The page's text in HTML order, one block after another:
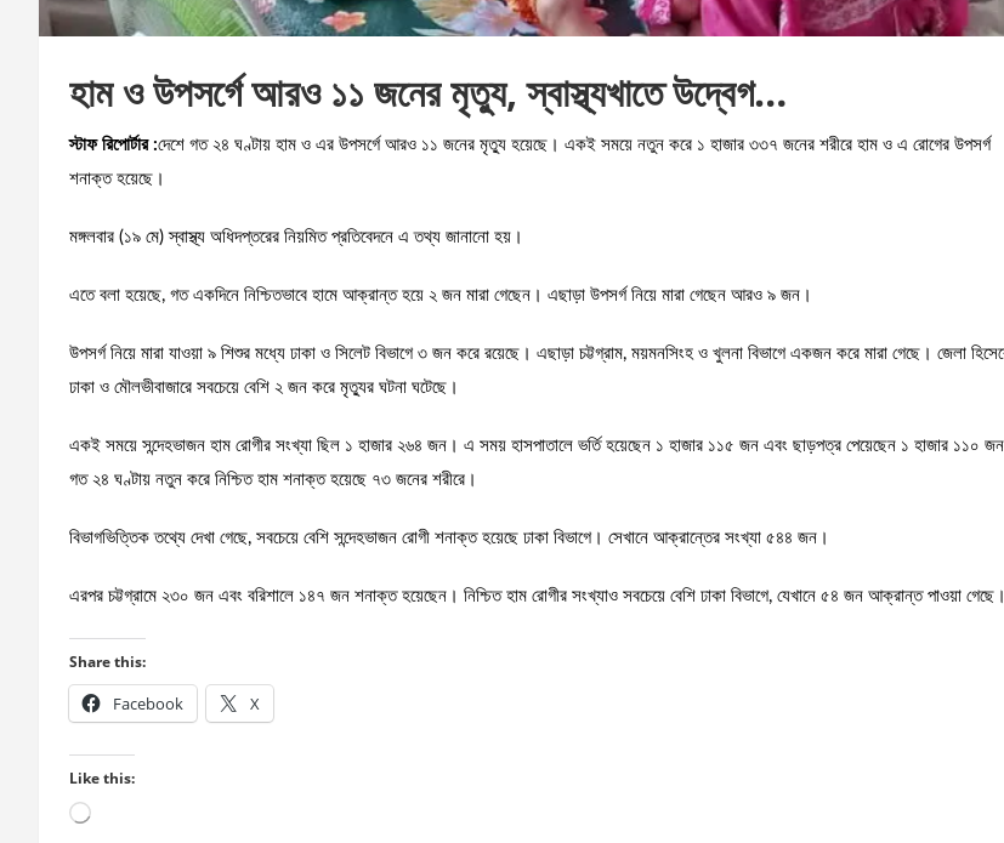
হাম ও উপসর্গে আরও ১১ জনের মৃত্যু, স্বাস্থ্যখাতে উদ্বেগ…
স্টাফ রিপোর্টার :দেশে গত ২৪ ঘণ্টায় হাম ও এর উপসর্গে আরও ১১ জনের মৃত্যু হয়েছে। একই সময়ে নতুন করে ১ হাজার ৩৩৭ জনের শরীরে হাম ও এ রোগের উপসর্গ
শনাক্ত হয়েছে।
মঙ্গলবার (১৯ মে) স্বাস্থ্য অধিদপ্তরের নিয়মিত প্রতিবেদনে এ তথ্য জানানো হয়।
এতে বলা হয়েছে, গত একদিনে নিশ্চিতভাবে হামে আক্রান্ত হয়ে ২ জন মারা গেছেন। এছাড়া উপসর্গ নিয়ে মারা গেছেন আরও ৯ জন।
উপসর্গ নিয়ে মারা যাওয়া ৯ শিশুর মধ্যে ঢাকা ও সিলেট বিভাগে ৩ জন করে রয়েছে। এছাড়া চট্টগ্রাম, ময়মনসিংহ ও খুলনা বিভাগে একজন করে মারা গেছে। জেলা
ঢাকা ও মৌলভীবাজারে সবচেয়ে বেশি ২ জন করে মৃত্যুর ঘটনা ঘটেছে।
একই সময়ে সন্দেহভাজন হাম রোগীর সংখ্যা ছিল ১ হাজার ২৬৪ জন। এ সময় হাসপাতালে ভর্তি হয়েছেন ১ হাজার ১১৫ জন এবং ছাড়পত্র পেয়েছেন ১ হাজার ১১০
গত ২৪ ঘণ্টায় নতুন করে নিশ্চিত হাম শনাক্ত হয়েছে ৭৩ জনের শরীরে।
বিভাগভিত্তিক তথ্যে দেখা গেছে, সবচেয়ে বেশি সন্দেহভাজন রোগী শনাক্ত হয়েছে ঢাকা বিভাগে। সেখানে আক্রান্তের সংখ্যা ৫৪৪ জন।
এরপর চট্টগ্রামে ২৩০ জন এবং বরিশালে ১৪৭ জন শনাক্ত হয়েছেন। নিশ্চিত হাম রোগীর সংখ্যাও সবচেয়ে বেশি ঢাকা বিভাগে, যেখানে ৫৪ জন আক্রান্ত পাওয়া গেছে।
Share this:
Facebook X
Like this:
Loading…